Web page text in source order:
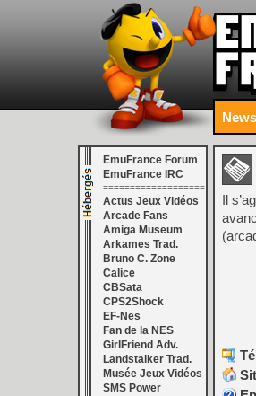
News
EmuFrance Forum
EmuFrance IRC
===================
Actus Jeux Vidéos
Arcade Fans
Amiga Museum
Arkames Trad.
Bruno C. Zone
Calice
CBSata
CPS2Shock
EF-Nes
Fan de la NES
GirlFriend Adv.
Landstalker Trad.
Musée Jeux Vidéos
SMS Power
Il